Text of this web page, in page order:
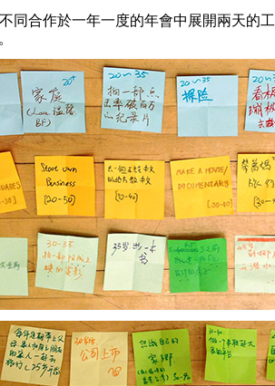
同合作於一年一度的年會中展開兩天的